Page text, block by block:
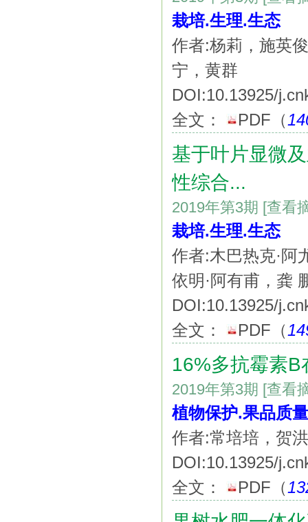
栽培.生理.生态
作者:杨莉，施英
宁，黄群
DOI:10.13925/
全文：
PDF （
基于叶片显微
性综合...
2019年第3期 [查看
栽培.生理.生态
作者:木巴热克·阿
依明·阿有甫，龚
DOI:10.13925/
全文：
PDF （
16%多抗霉素
2019年第3期 [查看
植物保护.果品质
作者:常培培，贺
DOI:10.13925/
全文：
PDF （